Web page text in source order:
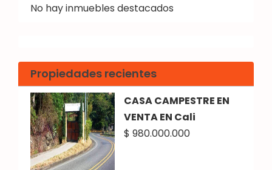
No hay inmuebles destacados
Propiedades recientes
CASA CAMPESTRE EN
VENTA EN Cali
$ 980.000.000